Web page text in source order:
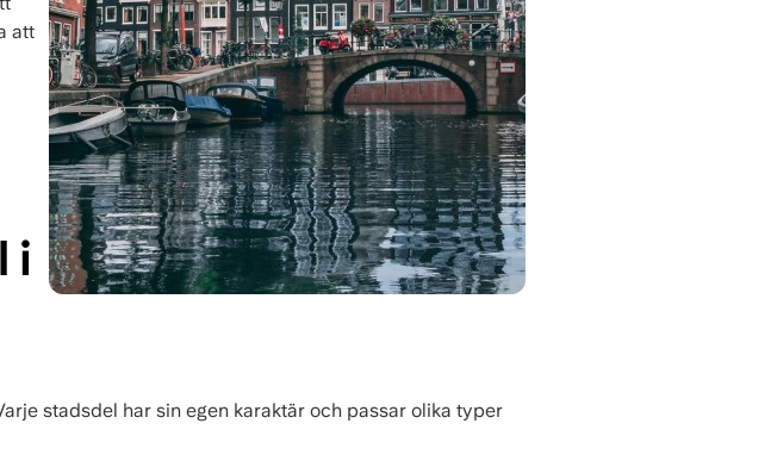
att
i
stadsdel har sin egen karaktär och passar olika typer